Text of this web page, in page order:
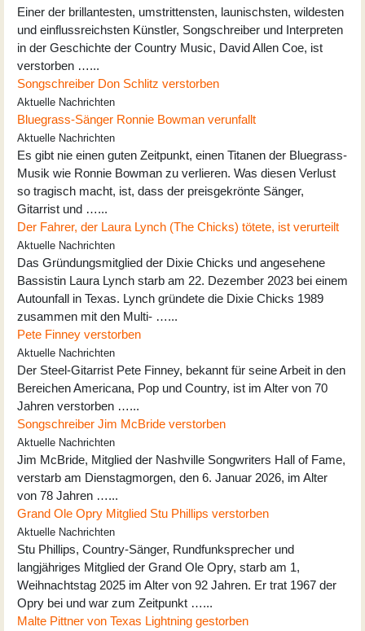
Einer der brillantesten, umstrittensten, launischsten, wildesten
und einflussreichsten Künstler, Songschreiber und Interpreten
in der Geschichte der Country Music, David Allen Coe, ist
verstorben …...
Songschreiber Don Schlitz verstorben
Aktuelle Nachrichten
Bluegrass-Sänger Ronnie Bowman verunfallt
Aktuelle Nachrichten
Es gibt nie einen guten Zeitpunkt, einen Titanen der Bluegrass-
Musik wie Ronnie Bowman zu verlieren. Was diesen Verlust
so tragisch macht, ist, dass der preisgekrönte Sänger,
Gitarrist und …...
Der Fahrer, der Laura Lynch (The Chicks) tötete, ist verurteilt
Aktuelle Nachrichten
Das Gründungsmitglied der Dixie Chicks und angesehene
Bassistin Laura Lynch starb am 22. Dezember 2023 bei einem
Autounfall in Texas. Lynch gründete die Dixie Chicks 1989
zusammen mit den Multi- …...
Pete Finney verstorben
Aktuelle Nachrichten
Der Steel-Gitarrist Pete Finney, bekannt für seine Arbeit in den
Bereichen Americana, Pop und Country, ist im Alter von 70
Jahren verstorben …...
Songschreiber Jim McBride verstorben
Aktuelle Nachrichten
Jim McBride, Mitglied der Nashville Songwriters Hall of Fame,
verstarb am Dienstagmorgen, den 6. Januar 2026, im Alter
von 78 Jahren …...
Grand Ole Opry Mitglied Stu Phillips verstorben
Aktuelle Nachrichten
Stu Phillips, Country-Sänger, Rundfunksprecher und
langjähriges Mitglied der Grand Ole Opry, starb am 1,
Weihnachtstag 2025 im Alter von 92 Jahren. Er trat 1967 der
Opry bei und war zum Zeitpunkt …...
Malte Pittner von Texas Lightning gestorben